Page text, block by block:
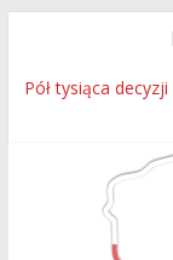
Pół tysiąca
Bagaż bez
Legia Warszawa i
wyjazdową.
Próbowali
zatrzymanych